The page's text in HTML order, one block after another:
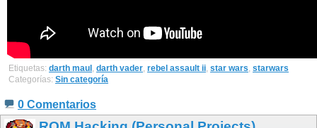
Etiquetas: darth maul , darth vader, rebel assault ii, star wars, starwars
Categorías: Sin categoría
0 Comentarios